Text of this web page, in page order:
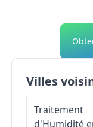
Villes
Traitement
d'Humidité